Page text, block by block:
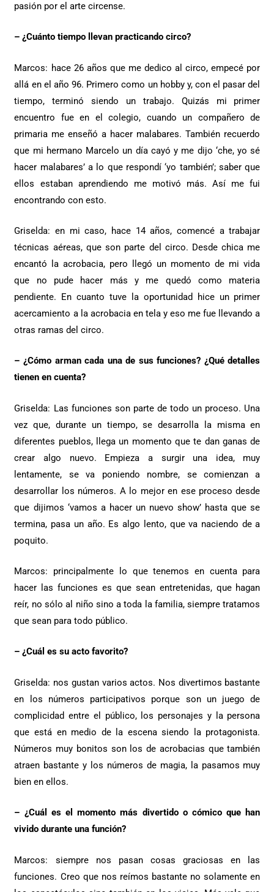
pasión por el arte circense.
– ¿Cuánto tiempo llevan practicando circo?
Marcos: hace 26 años que me dedico al circo, empecé por
allá en el año 96. Primero como un hobby y, con el pasar del
tiempo, terminó siendo un trabajo. Quizás mi primer
encuentro fue en el colegio, cuando un compañero de
primaria me enseñó a hacer malabares. También recuerdo
que mi hermano Marcelo un día cayó y me dijo ‘che, yo sé
hacer malabares’ a lo que respondí ‘yo también’; saber que
ellos estaban aprendiendo me motivó más. Así me fui
encontrando con esto.
Griselda: en mi caso, hace 14 años, comencé a trabajar
técnicas aéreas, que son parte del circo. Desde chica me
encantó la acrobacia, pero llegó un momento de mi vida
que no pude hacer más y me quedó como materia
pendiente. En cuanto tuve la oportunidad hice un primer
acercamiento a la acrobacia en tela y eso me fue llevando a
otras ramas del circo.
– ¿Cómo arman cada una de sus funciones? ¿Qué detalles
tienen en cuenta?
Griselda: Las funciones son parte de todo un proceso. Una
vez que, durante un tiempo, se desarrolla la misma en
diferentes pueblos, llega un momento que te dan ganas de
crear algo nuevo. Empieza a surgir una idea, muy
lentamente, se va poniendo nombre, se comienzan a
desarrollar los números. A lo mejor en ese proceso desde
que dijimos ‘vamos a hacer un nuevo show’ hasta que se
termina, pasa un año. Es algo lento, que va naciendo de a
poquito.
Marcos: principalmente lo que tenemos en cuenta para
hacer las funciones es que sean entretenidas, que hagan
reír, no sólo al niño sino a toda la familia, siempre tratamos
que sean para todo público.
– ¿Cuál es su acto favorito?
Griselda: nos gustan varios actos. Nos divertimos bastante
en los números participativos porque son un juego de
complicidad entre el público, los personajes y la persona
que está en medio de la escena siendo la protagonista.
Números muy bonitos son los de acrobacias que también
atraen bastante y los números de magia, la pasamos muy
bien en ellos.
– ¿Cuál es el momento más divertido o cómico que han
vivido durante una función?
Marcos: siempre nos pasan cosas graciosas en las
funciones. Creo que nos reímos bastante no solamente en